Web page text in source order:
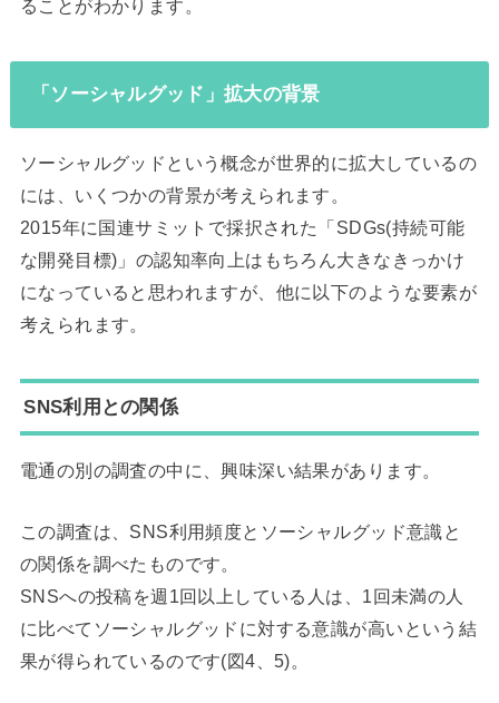
ることがわかります。
「ソーシャルグッド」拡大の背景
ソーシャルグッドという概念が世界的に拡大しているの
には、いくつかの背景が考えられます。
2015年に国連サミットで採択された「SDGs(持続可能
な開発目標)」の認知率向上はもちろん大きなきっかけ
になっていると思われますが、他に以下のような要素が
考えられます。
SNS利用との関係
電通の別の調査の中に、興味深い結果があります。
この調査は、SNS利用頻度とソーシャルグッド意識と
の関係を調べたものです。
SNSへの投稿を週1回以上している人は、1回未満の人
に比べてソーシャルグッドに対する意識が高いという結
果が得られているのです(図4、5)。